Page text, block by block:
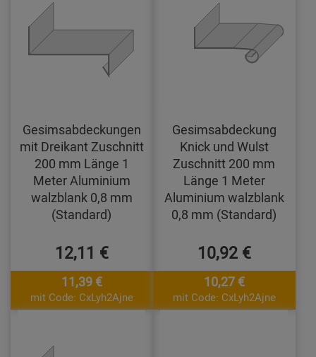
Gesimsabdeckungen
mit Dreikant Zuschnitt
200 mm Länge 1
Meter Aluminium
walzblank 0,8 mm
(Standard)
12,11 €
11,39 €
mit Code: CxLyh2Ajne
Gesimsabdeckung
Knick und Wulst
Zuschnitt 200 mm
Länge 1 Meter
Aluminium walzblank
0,8 mm (Standard)
10,92 €
10,27 €
mit Code: CxLyh2Ajne